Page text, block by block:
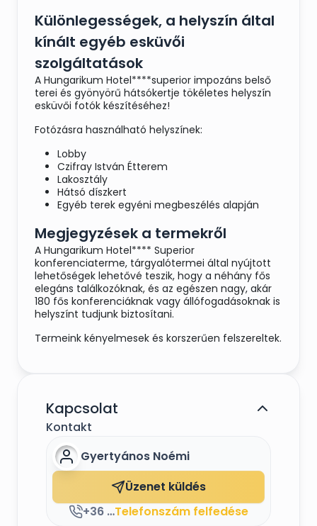
Különlegességek, a helyszín által
kínált egyéb esküvői
szolgáltatások
A Hungarikum Hotel****superior impozáns belső
terei és gyönyörű hátsókertje tökéletes helyszín
esküvői fotók készítéséhez!
Fotózásra használható helyszínek:
Lobby
Czifray István Étterem
Lakosztály
Hátsó díszkert
Egyéb terek egyéni megbeszélés alapján
Megjegyzések a termekről
A Hungarikum Hotel**** Superior
konferenciaterme, tárgyalótermei által nyújtott
lehetőségek lehetővé teszik, hogy a néhány fős
elegáns találkozóknak, és az egészen nagy, akár
180 fős konferenciáknak vagy állófogadásoknak is
helyszínt tudjunk biztosítani.
Termeink kényelmesek és korszerűen felszereltek.
Kapcsolat
Kontakt
Gyertyános Noémi
Üzenet küldés
+36 76 549 067Telefonszám felfedése